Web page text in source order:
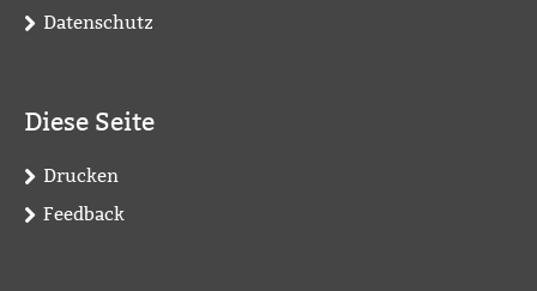
Datenschutz
Diese Seite
Drucken
Feedback